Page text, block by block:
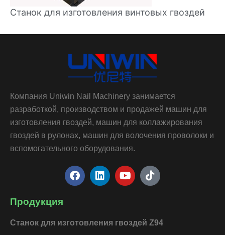
Станок для изготовления винтовых гвоздей
Компания Uniwin Nail Machinery занимается
разработкой, производством и продажей машин для
изготовления гвоздей, машин для коллажирования
гвоздей в рулонах, машин для волочения проволоки и
вспомогательного оборудования.
F
a
o
L
i
d
Y
o
b
T
i
k
Продукция
Станок для изготовления гвоздей Z94